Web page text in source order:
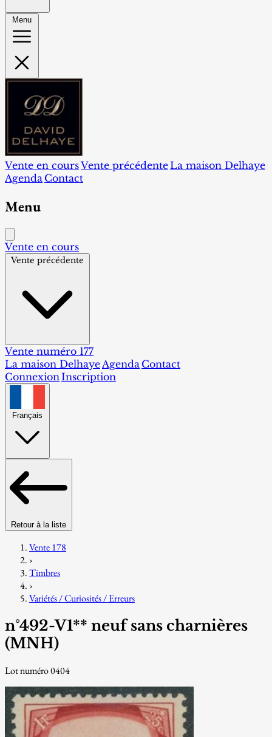
Menu
Vente en coursVente précédente La maison Delhaye
Agenda Contact
Menu
Vente en cours
Vente précédente
Vente numéro 177
La maison DelhayeAgenda Contact
ConnexionInscription
Français
Retour à la liste
Vente 178
›
Timbres
›
Variétés / Curiosités / Erreurs
n°492-V1** neuf sans charnières
(MNH)
Lot numéro 0404